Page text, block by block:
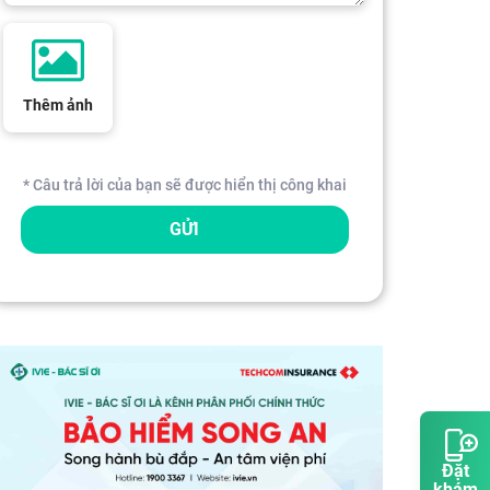
Đặt
Thêm ảnh
* Câu trả lời của bạn sẽ được hiển thị công khai
GỬI